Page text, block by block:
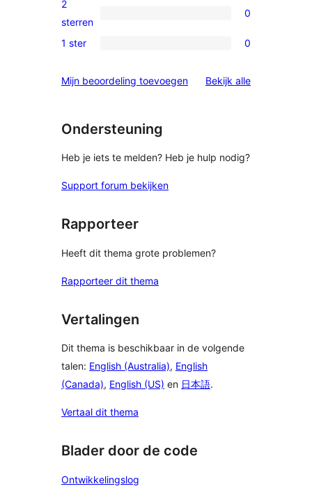
sterren
0
2
beoordelingen
2
sterren
0
0
sterren
1 ster 0
Mijn beoordeling toevoegen Bekijk alle
Ondersteuning
Heb je iets te melden? Heb je hulp nodig?
Support forum bekijken
Rapporteer
Heeft dit thema grote problemen?
Rapporteer dit thema
Vertalingen
Dit thema is beschikbaar in de volgende
talen: English (Australia), English
(Canada), English (US) en 日本語.
Vertaal dit thema
Blader door de code
Ontwikkelingslog